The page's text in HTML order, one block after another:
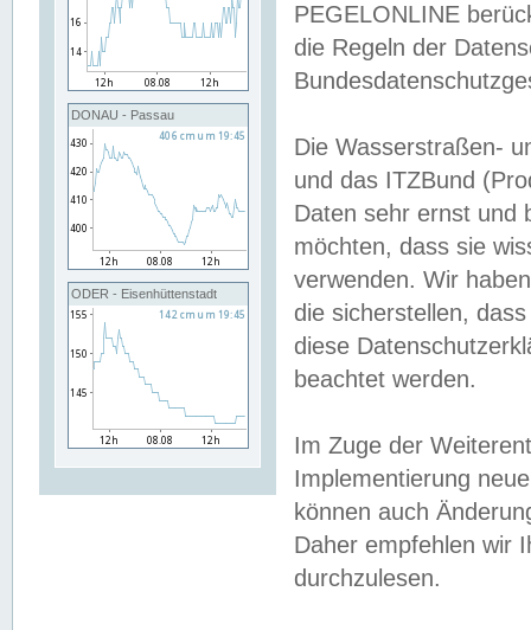
DONAU - Passau
ODER - Eisenhüttenstadt
PEGELONLINE
die Regeln der
Die Wasserstraßen-
und das ITZBund
Daten sehr ernst und
möchten, dass sie
verwenden. Wir
die sicherstellen,
diese
beachtet werden.
Im Zuge der
Implementierung
können auch
Daher empfehlen wir
durchzulesen.